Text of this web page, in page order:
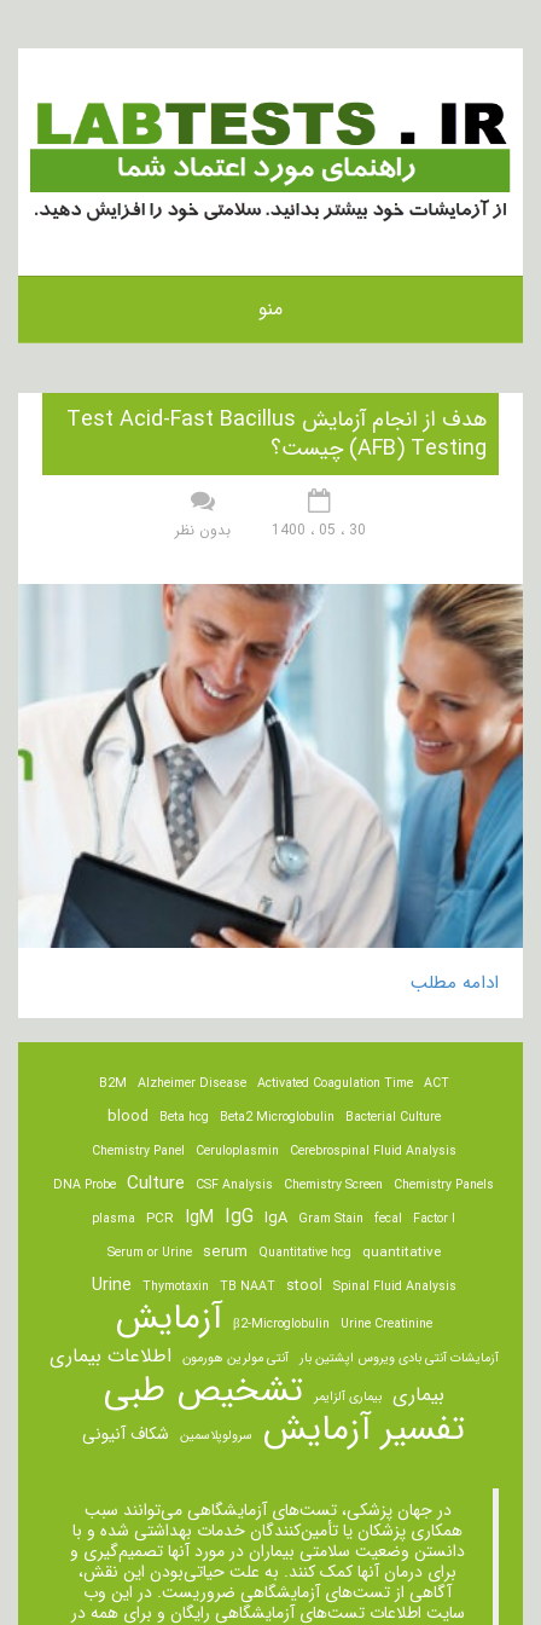
منو
هدف از انجام آزمایش Test Acid-Fast Bacillus
(AFB) Testing چیست؟
30 ، 05 ، 1400 بدون نظر
ادامه مطلب
ACT
Activated Coagulation Time
Alzheimer Disease
B2M
Bacterial Culture
Beta2 Microglobulin
Beta hcg
blood
Cerebrospinal Fluid Analysis
Ceruloplasmin
Chemistry Panel
Chemistry Panels
Chemistry Screen
CSF Analysis
Culture
DNA Probe
Factor I
fecal
Gram Stain
IgA
IgG
IgM
PCR
plasma
quantitative
Quantitative hcg
serum
Serum or Urine
Spinal Fluid Analysis
stool
TB NAAT
Thymotaxin
Urine
Urine Creatinine
β2-Microglobulin آزمایش
آزمایشات آنتی بادی ویروس اپشتین بار آنتی مولرین هورمون اطلاعات بیماری
بیماری بیماری آلزایمر تشخیص طبی
تفسیر آزمایش سرولوپلاسمین شکاف آنیونی
در جهان پزشکی، تست‌های آزمایشگاهی می‌توانند سبب
همکاری پزشکان یا تأمین‌کنندگان خدمات بهداشتی شده و با
دانستن وضعیت سلامتی بیماران در مورد آنها تصمیم‌گیری و
برای درمان ‌آنها کمک کنند. به علت حیاتی‌بودن این نقش،
آگاهی از تست‌های آزمایشگاهی ضروریست. در این وب
سایت اطلاعات تست‌های آزمایشگاهی رایگان و برای همه در